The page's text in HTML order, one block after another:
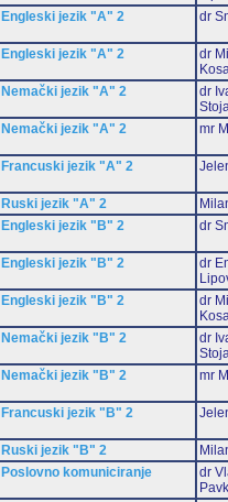
Engleski jezik "A" 2 dr
Engleski jezik "A" 2
dr
Nemački jezik "A" 2
dr
Nemački jezik "A" 2 mr
Francuski jezik "A" 2
Ruski jezik "A" 2
Engleski jezik "B" 2 dr
Engleski jezik "B" 2
dr
Engleski jezik "B" 2
dr
Nemački jezik "B" 2
dr
Nemački jezik "B" 2 mr
Francuski jezik "B" 2
Ruski jezik "B" 2
Poslovno komuniciranje
dr